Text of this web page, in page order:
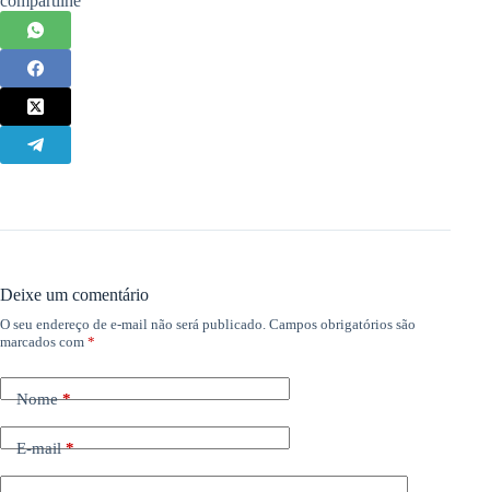
Deixe um comentário
O seu endereço de e-mail não será publicado. Campos obrigatórios são
marcados com *
Nome*
E-mail*